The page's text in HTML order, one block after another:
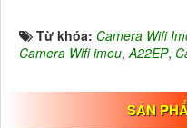
Từ khóa: Camera Wifi
Camera Wifi imou,A22EP,
SẢN